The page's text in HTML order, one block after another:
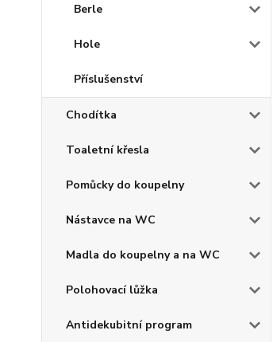
Berle
Hole
Příslušenství
Chodítka
Toaletní křesla
Pomůcky do koupelny
Nástavce na WC
Madla do koupelny a na WC
Polohovací lůžka
Antidekubitní program